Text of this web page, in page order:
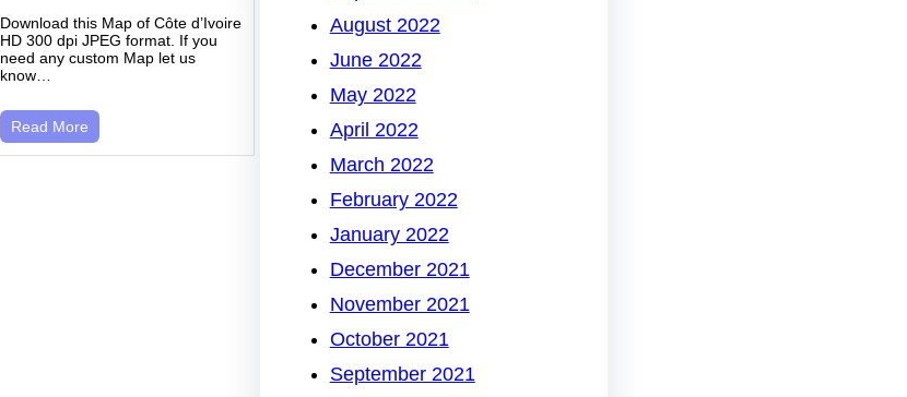
Download this Map of Côte d’Ivoire
HD 300 dpi JPEG format. If you
need any custom Map let us
know…
Read More
August 2022
June 2022
May 2022
April 2022
March 2022
February 2022
January 2022
December 2021
November 2021
October 2021
September 2021